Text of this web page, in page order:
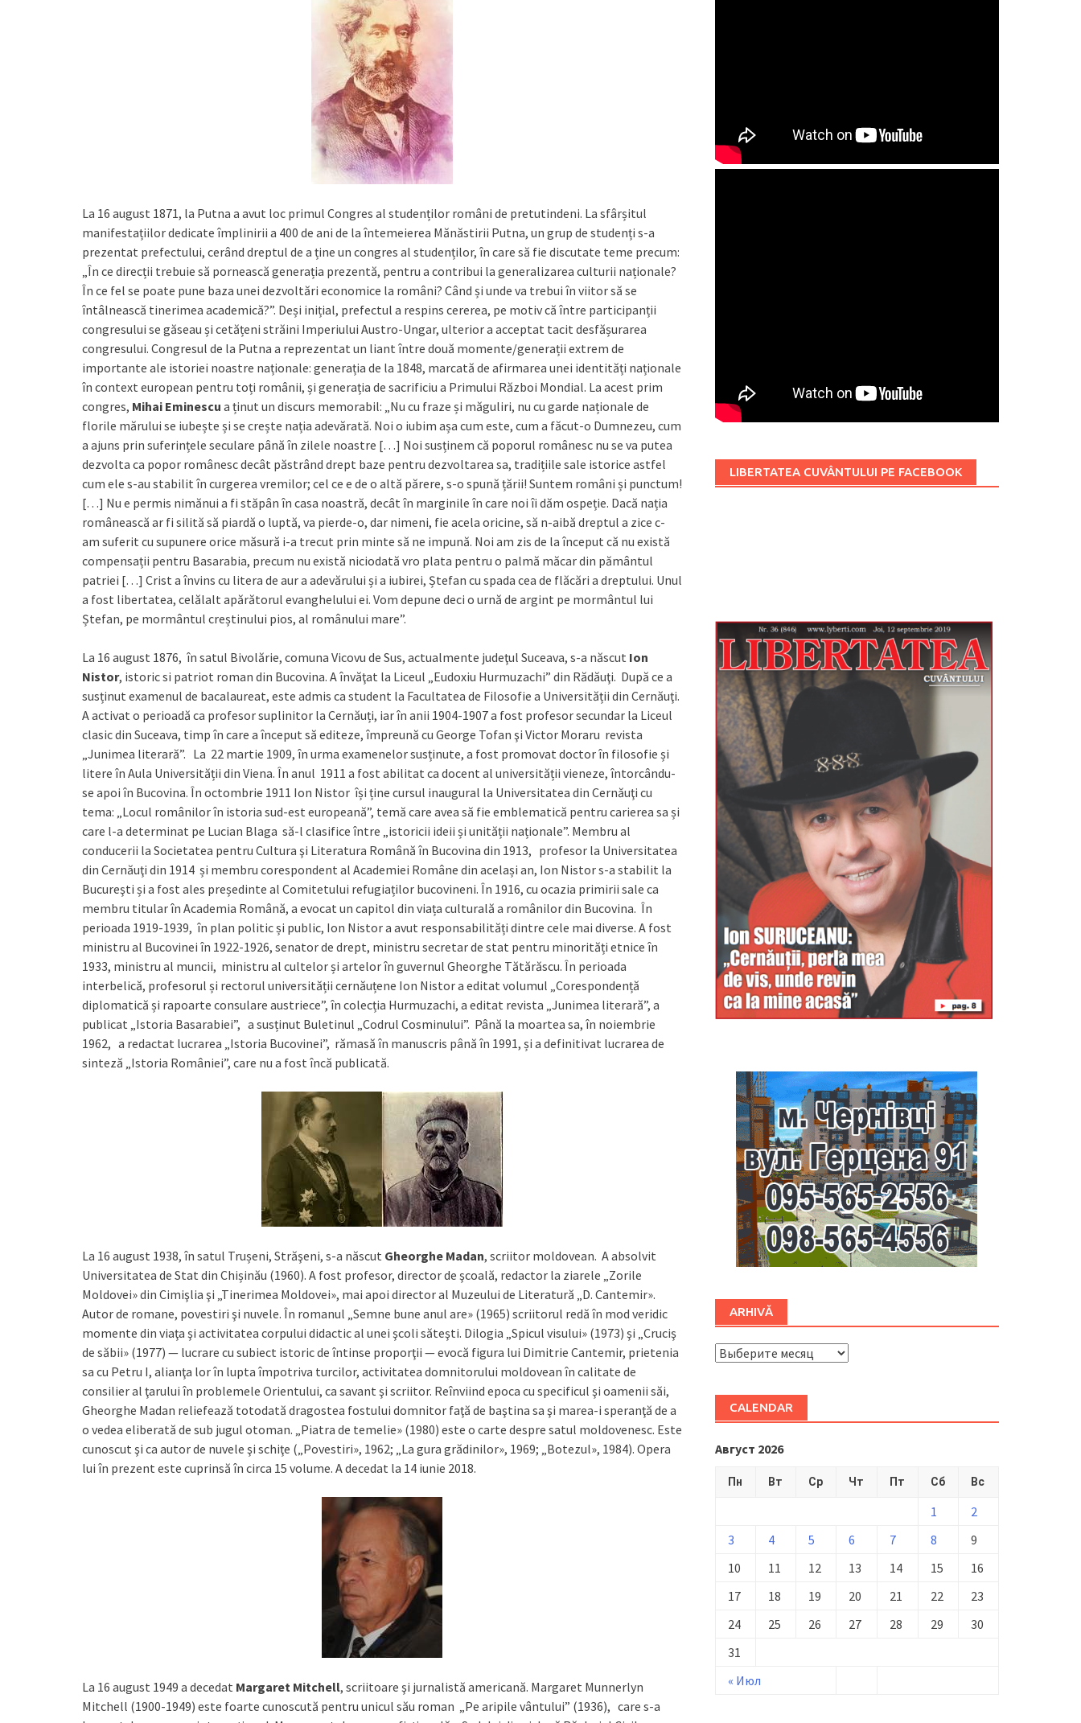
La 16 august 1871, la Putna a avut loc primul Congres al studenților români de pretutindeni. La sfârșitul
manifestațiilor dedicate împlinirii a 400 de ani de la întemeierea Mănăstirii Putna, un grup de studenți s-a
prezentat prefectului, cerând dreptul de a ține un congres al studenților, în care să fie discutate teme precum:
„În ce direcții trebuie să pornească generația prezentă, pentru a contribui la generalizarea culturii naționale?
În ce fel se poate pune baza unei dezvoltări economice la români? Când și unde va trebui în viitor să se
întâlnească tinerimea academică?”. Deși inițial, prefectul a respins cererea, pe motiv că între participanții
congresului se găseau și cetățeni străini Imperiului Austro-Ungar, ulterior a acceptat tacit desfășurarea
congresului. Congresul de la Putna a reprezentat un liant între două momente/generații extrem de
importante ale istoriei noastre naționale: generația de la 1848, marcată de afirmarea unei identități naționale
în context european pentru toți românii, și generația de sacrificiu a Primului Război Mondial. La acest prim
congres, Mihai Eminescu a ținut un discurs memorabil: „Nu cu fraze și măguliri, nu cu garde naționale de
florile mărului se iubește și se crește nația adevărată. Noi o iubim așa cum este, cum a făcut-o Dumnezeu, cum
a ajuns prin suferințele seculare până în zilele noastre […] Noi susținem că poporul românesc nu se va putea
dezvolta ca popor românesc decât păstrând drept baze pentru dezvoltarea sa, tradițiile sale istorice astfel
cum ele s-au stabilit în curgerea vremilor; cel ce e de o altă părere, s-o spună țării! Suntem români și punctum!
[…] Nu e permis nimănui a fi stăpân în casa noastră, decât în marginile în care noi îi dăm ospeție. Dacă nația
românească ar fi silită să piardă o luptă, va pierde-o, dar nimeni, fie acela oricine, să n-aibă dreptul a zice c-
am suferit cu supunere orice măsură i-a trecut prin minte să ne impună. Noi am zis de la început că nu există
compensații pentru Basarabia, precum nu există niciodată vro plata pentru o palmă măcar din pământul
patriei […] Crist a învins cu litera de aur a adevărului și a iubirei, Ștefan cu spada cea de flăcări a dreptului. Unul
a fost libertatea, celălalt apărătorul evanghelului ei. Vom depune deci o urnă de argint pe mormântul lui
Ștefan, pe mormântul creștinului pios, al românului mare”.
La 16 august 1876, în satul Bivolărie, comuna Vicovu de Sus, actualmente judeţul Suceava, s-a născut Ion
Nistor, istoric si patriot roman din Bucovina. A învăţat la Liceul „Eudoxiu Hurmuzachi” din Rădăuţi. După ce a
susținut examenul de bacalaureat, este admis ca student la Facultatea de Filosofie a Universității din Cernăuţi.
A activat o perioadă ca profesor suplinitor la Cernăuți, iar în anii 1904-1907 a fost profesor secundar la Liceul
clasic din Suceava, timp în care a început să editeze, împreună cu George Tofan şi Victor Moraru revista
„Junimea literară”. La 22 martie 1909, în urma examenelor susținute, a fost promovat doctor în filosofie și
litere în Aula Universității din Viena. În anul 1911 a fost abilitat ca docent al universității vieneze, întorcându-
se apoi în Bucovina. În octombrie 1911 Ion Nistor își ține cursul inaugural la Universitatea din Cernăuţi cu
tema: „Locul românilor în istoria sud-est europeană”, temă care avea să fie emblematică pentru carierea sa și
care l-a determinat pe Lucian Blaga să-l clasifice între „istoricii ideii și unității naționale”. Membru al
conducerii la Societatea pentru Cultura şi Literatura Română în Bucovina din 1913, profesor la Universitatea
din Cernăuţi din 1914 și membru corespondent al Academiei Române din același an, Ion Nistor s-a stabilit la
Bucureşti și a fost ales președinte al Comitetului refugiaților bucovineni. În 1916, cu ocazia primirii sale ca
membru titular în Academia Română, a evocat un capitol din viața culturală a românilor din Bucovina. În
perioada 1919-1939, în plan politic și public, Ion Nistor a avut responsabilități dintre cele mai diverse. A fost
ministru al Bucovinei în 1922-1926, senator de drept, ministru secretar de stat pentru minorități etnice în
1933, ministru al muncii, ministru al cultelor și artelor în guvernul Gheorghe Tătărăscu. În perioada
interbelică, profesorul și rectorul universității cernăuțene Ion Nistor a editat volumul „Corespondență
diplomatică și rapoarte consulare austriece”, în colecția Hurmuzachi, a editat revista „Junimea literară”, a
publicat „Istoria Basarabiei”, a susținut Buletinul „Codrul Cosminului”. Până la moartea sa, în noiembrie
1962, a redactat lucrarea „Istoria Bucovinei”, rămasă în manuscris până în 1991, și a definitivat lucrarea de
sinteză „Istoria României”, care nu a fost încă publicată.
La 16 august 1938, în satul Trușeni, Străşeni, s-a născut Gheorghe Madan, scriitor moldovean. A absolvit
Universitatea de Stat din Chișinău (1960). A fost profesor, director de şcoală, redactor la ziarele „Zorile
Moldovei» din Cimişlia şi „Tinerimea Moldovei», mai apoi director al Muzeului de Literatură „D. Cantemir».
Autor de romane, povestiri şi nuvele. În romanul „Semne bune anul are» (1965) scriitorul redă în mod veridic
momente din viaţa şi activitatea corpului didactic al unei şcoli săteşti. Dilogia „Spicul visului» (1973) şi „Cruciş
de săbii» (1977) — lucrare cu subiect istoric de întinse proporţii — evocă figura lui Dimitrie Cantemir, prietenia
sa cu Petru I, alianţa lor în lupta împotriva turcilor, activitatea domnitorului moldovean în calitate de
consilier al ţarului în problemele Orientului, ca savant şi scriitor. Reînviind epoca cu specificul şi oamenii săi,
Gheorghe Madan reliefează totodată dragostea fostului domnitor faţă de baştina sa şi marea-i speranţă de a
o vedea eliberată de sub jugul otoman. „Piatra de temelie» (1980) este o carte despre satul moldovenesc. Este
cunoscut şi ca autor de nuvele şi schiţe („Povestiri», 1962; „La gura grădinilor», 1969; „Botezul», 1984). Opera
lui în prezent este cuprinsă în circa 15 volume. A decedat la 14 iunie 2018.
La 16 august 1949 a decedat Margaret Mitchell, scriitoare şi jurnalistă americană. Margaret Munnerlyn
Mitchell (1900-1949) este foarte cunoscută pentru unicul său roman „Pe aripile vântului” (1936), care s-a
LIBERTATEA CUVÂNTULUI PE FACEBOOK
ARHIVĂ
ARHIVĂ
CALENDAR
Август 2026
Пн Вт Ср Чт Пт Сб Вс
« Июл
1
2
3
4 5 6 7 8
9
10
11 12 13 14 15
16
17
18 19 20 21 22
23
24
25 26 27 28 29
30
31